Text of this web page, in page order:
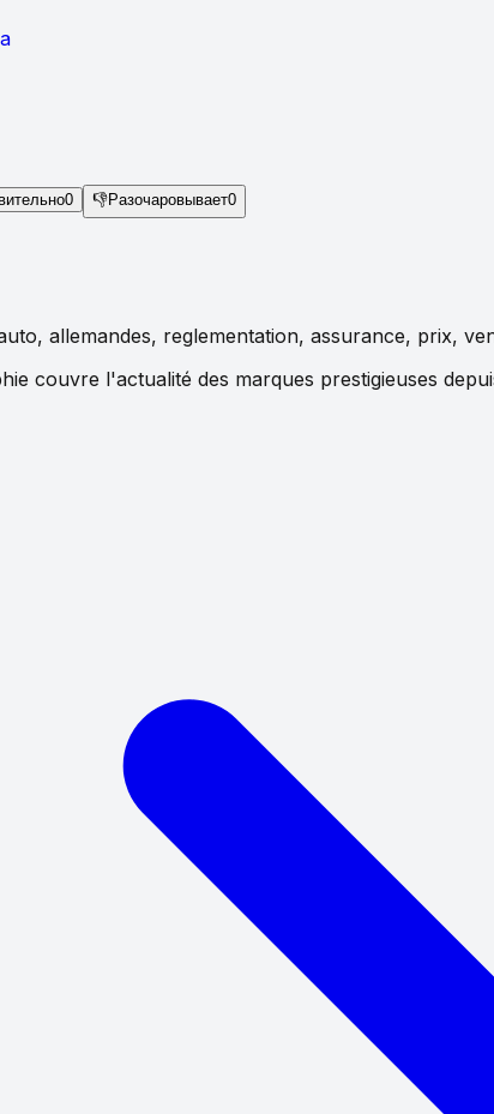
0 👎Разочаровывает0
allemandes, reglementation, assurance, prix,
couvre l'actualité des marques prestigieuses